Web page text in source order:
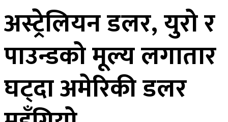
अस्ट्रेलियन डलर, युरो र
पाउन्डको मूल्य लगातार
घट्दा अमेरिकी डलर